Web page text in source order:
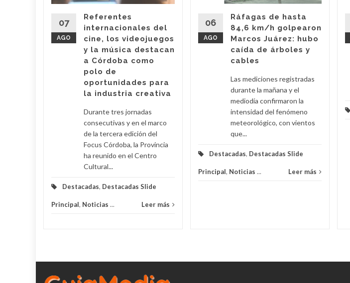
07
AGO
Referentes
internacionales del
cine, los videojuegos
y la música destacan
a Córdoba como
polo de
oportunidades para
la industria creativa
Durante tres jornadas
consecutivas y en el marco
de la tercera edición del
Focus Córdoba, la Provincia
ha reunido en el Centro
Cultural...
Destacadas, Destacadas Slide
Principal, Noticias ... Leer más
06
AGO
Ráfagas de hasta
84,6 km/h golpearon
Marcos Juárez: hubo
caída de árboles y
cables
Las mediciones registradas
durante la mañana y el
mediodía confirmaron la
intensidad del fenómeno
meteorológico, con vientos
que...
Destacadas, Destacadas Slide
Principal, Noticias ... Leer más